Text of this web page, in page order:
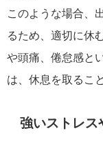
このような場合、
るため、適切に休
や頭痛、倦怠感と
は、休息を取るこ
強いストレス